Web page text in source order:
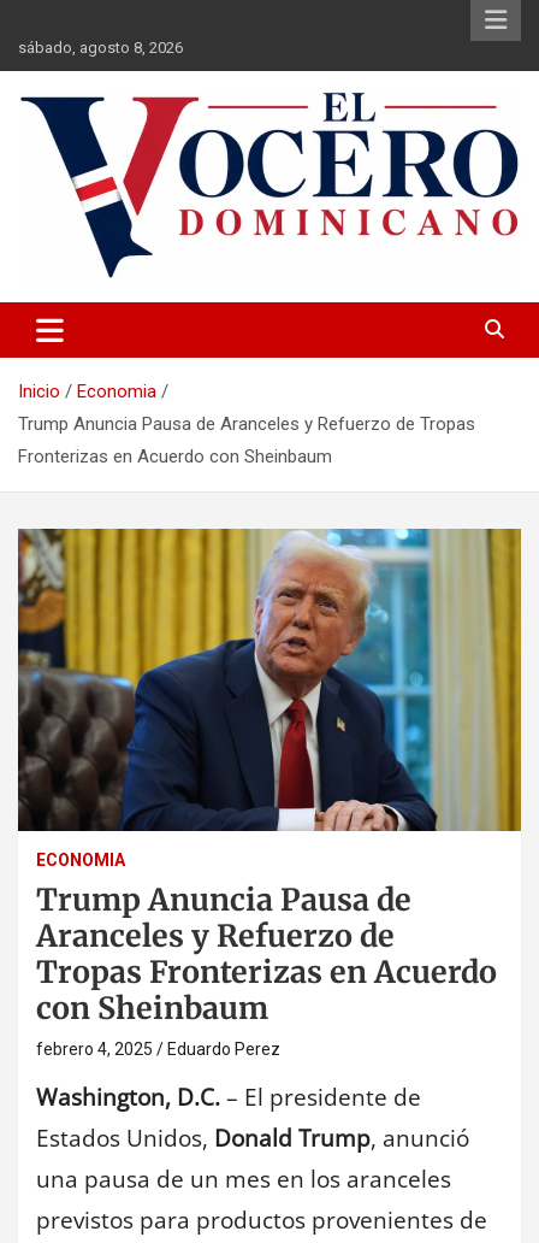
contenido
sábado, agosto 8, 2026
El Vocero Dominicano
Inicio
Economia
Trump Anuncia Pausa de Aranceles y Refuerzo de Tropas
Fronterizas en Acuerdo con Sheinbaum
ECONOMIA
Trump Anuncia Pausa de
Aranceles y Refuerzo de
Tropas Fronterizas en Acuerdo
con Sheinbaum
febrero 4, 2025 Eduardo Perez
Washington, D.C.– El presidente de
Estados Unidos, Donald Trump, anunció
una pausa de un mes en los aranceles
previstos para productos provenientes de